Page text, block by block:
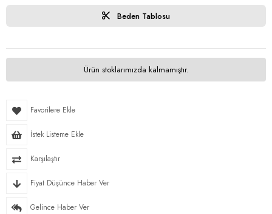
Beden Tablosu
Ürün stoklarımızda kalmamıştır.
Favorilere Ekle
İstek Listeme Ekle
Karşılaştır
Fiyat Düşünce Haber Ver
Gelince Haber Ver